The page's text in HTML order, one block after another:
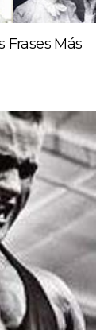
Frases Más